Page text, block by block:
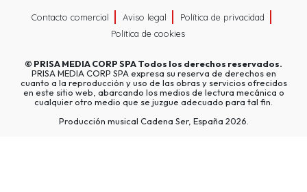
Contacto comercial Aviso legal
Política de privacidad
Política de cookies
© PRISA MEDIA CORP SPATodos los derechos reservados.
PRISA MEDIA CORP SPA expresa su reserva de derechos en
cuanto a la reproducción y uso de las obras y servicios ofrecidos
en este sitio web, abarcando los medios de lectura mecánica o
cualquier otro medio que se juzgue adecuado para tal fin.
Producción musical Cadena Ser, España 2026.